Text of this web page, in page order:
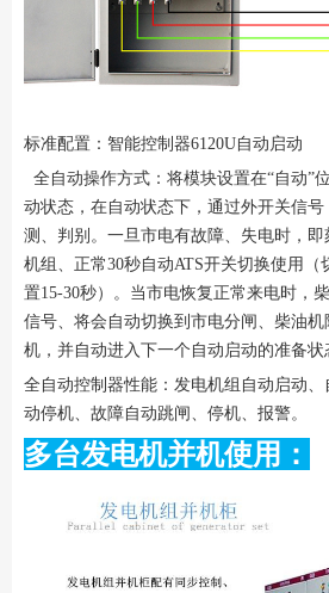
标准配置：智能控制器6120U自动启动
全自动操作方式：将模块设置在“自动”
动状态，在自动状态下，通过外开关信
测、判别。一旦市电有故障、失电时，
机组、正常30秒自动ATS开关切换使用
置15-30秒）。当市电恢复正常来电时，
信号、将会自动切换到市电分闸、柴油
机，并自动进入下一个自动启动的准
全自动控制器性能：发电机组自动启动
动停机、故障自动跳闸、停机、报警。
多台发电机并机使用：